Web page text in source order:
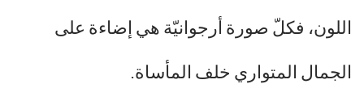
اللون، فكلّ صورة أرجوانيّة هي إضاءة على
الجمال المتواري خلف المأساة.